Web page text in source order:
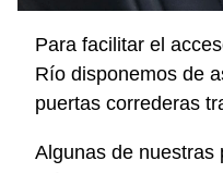
Para facilitar el
Río disponemos de
puertas correderas
Algunas de nuestras